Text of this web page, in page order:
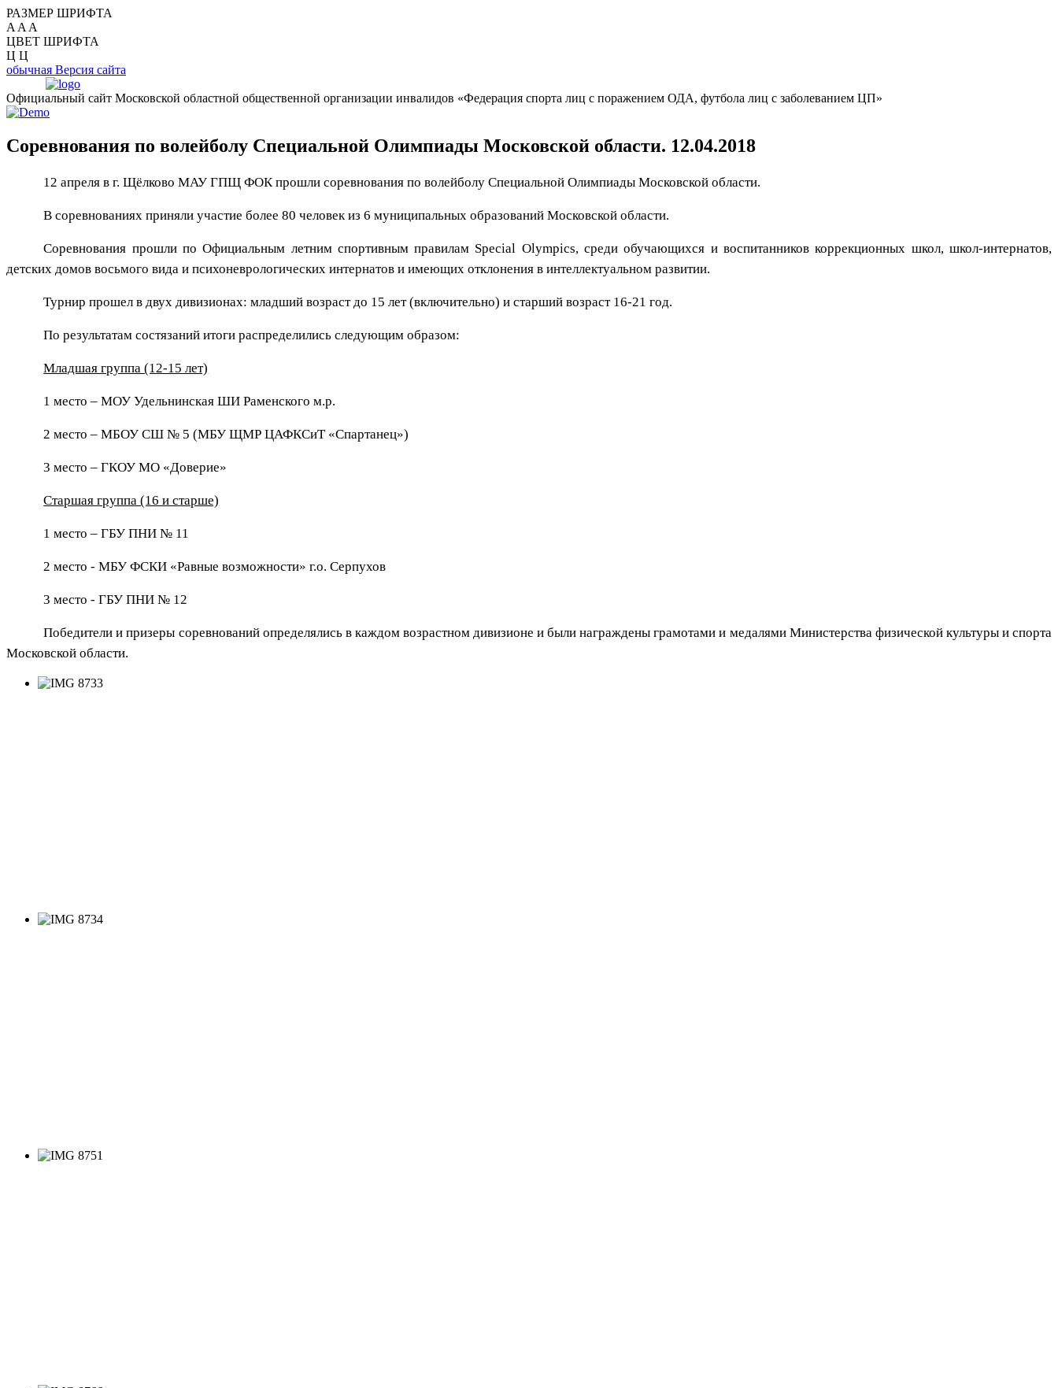
РАЗМЕР ШРИФТА
A A A
ЦВЕТ ШРИФТА
Ц Ц
обычная Версия сайта
Официальный сайт Московской областной общественной организации инвалидов «Федерация спорта лиц с поражением ОДА, футбола лиц с заболеванием ЦП»
Соревнования по волейболу Специальной Олимпиады Московской области. 12.04.2018
12 апреля в г. Щёлково МАУ ГПЩ ФОК прошли соревнования по волейболу Специальной Олимпиады Московской области.
В соревнованиях приняли участие более 80 человек из 6 муниципальных образований Московской области.
Соревнования прошли по Официальным летним спортивным правилам Special Olympics, среди обучающихся и воспитанников коррекционных школ, школ-интернатов,
детских домов восьмого вида и психоневрологических интернатов и имеющих отклонения в интеллектуальном развитии.
Турнир прошел в двух дивизионах: младший возраст до 15 лет (включительно) и старший возраст 16-21 год.
По результатам состязаний итоги распределились следующим образом:
Младшая группа (12-15 лет)
1 место – МОУ Удельнинская ШИ Раменского м.р.
2 место – МБОУ СШ № 5 (МБУ ЩМР ЦАФКСиТ «Спартанец»)
3 место – ГКОУ МО «Доверие»
Старшая группа (16 и старше)
1 место – ГБУ ПНИ № 11
2 место - МБУ ФСКИ «Равные возможности» г.о. Серпухов
3 место - ГБУ ПНИ № 12
Победители и призеры соревнований определялись в каждом возрастном дивизионе и были награждены грамотами и медалями Министерства физической культуры и спорта
Московской области.